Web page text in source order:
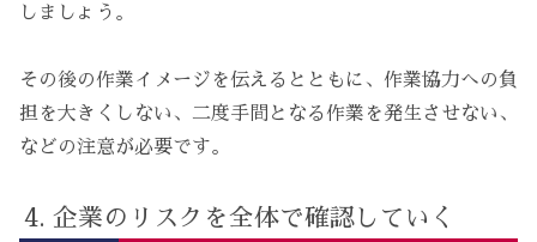
しましょう。
その後の作業イメージを伝えるとともに、作業協力への負
担を大きくしない、二度手間となる作業を発生させない、
などの注意が必要です。
企業のリスクを全体で確認していく